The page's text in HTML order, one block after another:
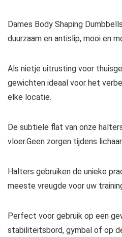
Dames Body Shaping
duurzaam en antislip, mooi en
Als nietje uitrusting voor
gewichten ideaal voor het
elke locatie.
De subtiele flat van onze
vloer.Geen zorgen tijdens
Halters gebruiken de unieke
meeste vreugde voor uw
Perfect voor gebruik op een
stabiliteitsbord, gymbal of op